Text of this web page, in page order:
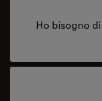
Ho bisogno